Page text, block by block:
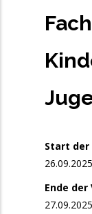
17:00
11.
Start
26.09.2025
Ende
27.09.2025